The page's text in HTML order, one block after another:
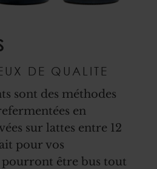
DE QUALITE
sont des méthodes
en
sur lattes entre 12
pour vos
pourront être bus tout